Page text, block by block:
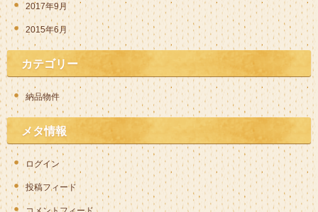
2017年9月
2015年6月
カテゴリー
納品物件
メタ情報
ログイン
投稿フィード